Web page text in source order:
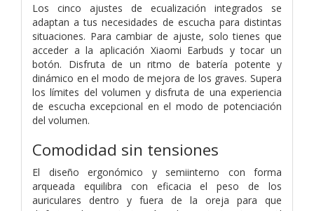
Los cinco ajustes de ecualización integrados se
adaptan a tus necesidades de escucha para distintas
situaciones. Para cambiar de ajuste, solo tienes que
acceder a la aplicación Xiaomi Earbuds y tocar un
botón. Disfruta de un ritmo de batería potente y
dinámico en el modo de mejora de los graves. Supera
los límites del volumen y disfruta de una experiencia
de escucha excepcional en el modo de potenciación
del volumen.
Comodidad sin tensiones
El diseño ergonómico y semiinterno con forma
arqueada equilibra con eficacia el peso de los
auriculares dentro y fuera de la oreja para que